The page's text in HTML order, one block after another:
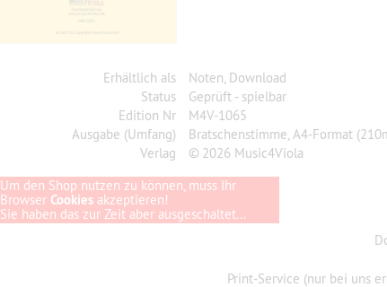
Erhältlich als
Noten, Download
Status
Geprüft - spielbar
Edition Nr
M4V-1065
Ausgabe (Umfang)
Bratschenstimme, A4-Format
Verlag
© 2026 Music4Viola
Um den Shop nutzen zu können, muss Ihr
Browser Cookies akzeptieren!
Sie haben das zur Zeit aber ausgeschaltet...
Print-Service (nur bei uns